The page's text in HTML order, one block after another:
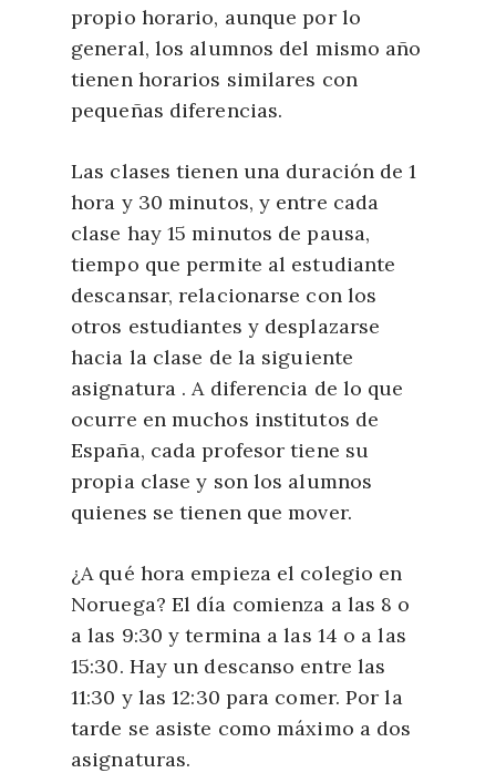
propio horario, aunque por lo
general, los alumnos del mismo año
tienen horarios similares con
pequeñas diferencias.
Las clases tienen una duración de 1
hora y 30 minutos, y entre cada
clase hay 15 minutos de pausa,
tiempo que permite al estudiante
descansar, relacionarse con los
otros estudiantes y desplazarse
hacia la clase de la siguiente
asignatura . A diferencia de lo que
ocurre en muchos institutos de
España, cada profesor tiene su
propia clase y son los alumnos
quienes se tienen que mover.
¿A qué hora empieza el colegio en
Noruega? El día comienza a las 8 o
a las 9:30 y termina a las 14 o a las
15:30. Hay un descanso entre las
11:30 y las 12:30 para comer. Por la
tarde se asiste como máximo a dos
asignaturas.